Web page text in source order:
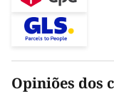
Opiniões dos